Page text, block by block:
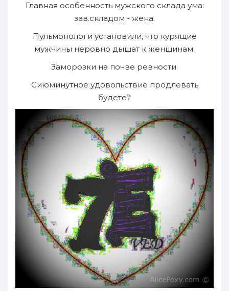
Главная особенность мужского склада ума:
зав.складом - жена.
Пульмонологи установили, что курящие
мужчины неровно дышат к женщинам.
Заморозки на почве ревности.
Сиюминутное удовольствие продлевать
будете?